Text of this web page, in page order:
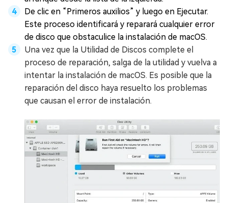
De clic en “Primeros auxilios” y luego en Ejecutar.
Este proceso identificará y reparará cualquier error
de disco que obstaculice la instalación de macOS.
Una vez que la Utilidad de Discos complete el
proceso de reparación, salga de la utilidad y vuelva a
intentar la instalación de macOS. Es posible que la
reparación del disco haya resuelto los problemas
que causan el error de instalación.